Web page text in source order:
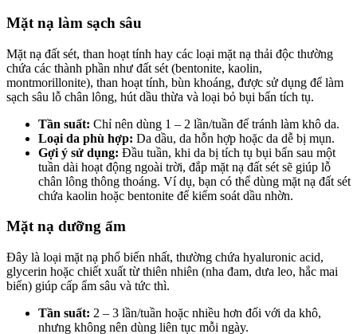
Mặt nạ làm sạch sâu
Mặt nạ đất sét, than hoạt tính hay các loại mặt nạ thải độc thường
chứa các thành phần như đất sét (bentonite, kaolin,
montmorillonite), than hoạt tính, bùn khoáng, được sử dụng để làm
sạch sâu lỗ chân lông, hút dầu thừa và loại bỏ bụi bẩn tích tụ.
Tần suất: Chỉ nên dùng 1 – 2 lần/tuần để tránh làm khô da.
Loại da phù hợp: Da dầu, da hỗn hợp hoặc da dễ bị mụn.
Gợi ý sử dụng: Đầu tuần, khi da bị tích tụ bụi bẩn sau một
tuần dài hoạt động ngoài trời, đắp mặt nạ đất sét sẽ giúp lỗ
chân lông thông thoáng. Ví dụ, bạn có thể dùng mặt nạ đất sét
chứa kaolin hoặc bentonite để kiểm soát dầu nhờn.
Mặt nạ dưỡng ẩm
Đây là loại mặt nạ phổ biến nhất, thường chứa hyaluronic acid,
glycerin hoặc chiết xuất từ thiên nhiên (nha đam, dưa leo, hắc mai
biển) giúp cấp ẩm sâu và tức thì.
Tần suất: 2 – 3 lần/tuần hoặc nhiều hơn đối với da khô,
nhưng không nên dùng liên tục mỗi ngày.